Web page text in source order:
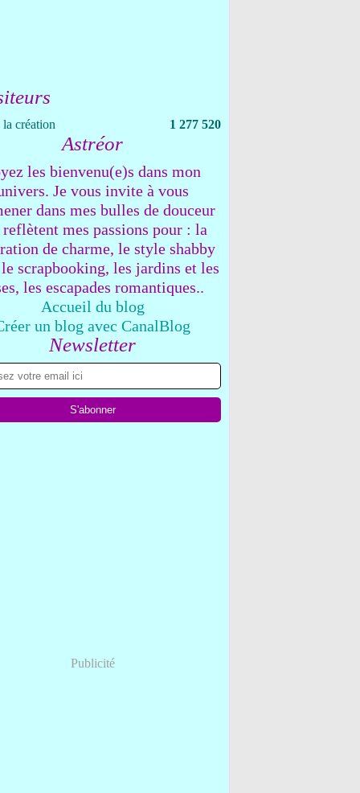
création 1 277 520
Astréor
les bienvenu(e)s dans mon
Je vous invite à vous
dans mes bulles de douceur
mes passions pour : la
de charme, le style shabby
scrapbooking, les jardins et les
les escapades romantiques..
Accueil du blog
un blog avec CanalBlog
Newsletter
Publicité